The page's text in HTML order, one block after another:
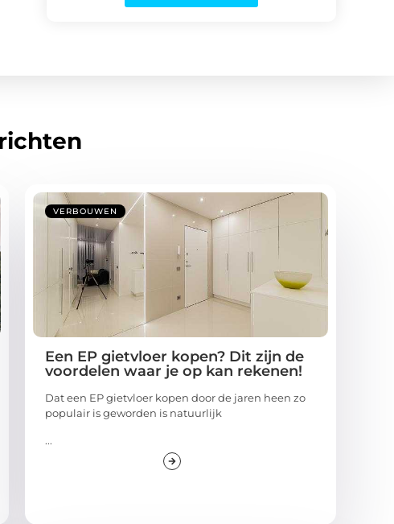
VERBOUWEN
Een EP gietvloer kopen? Dit zijn de
voordelen waar je op kan rekenen!
Dat een EP gietvloer kopen door de jaren heen zo
populair is geworden is natuurlijk
...